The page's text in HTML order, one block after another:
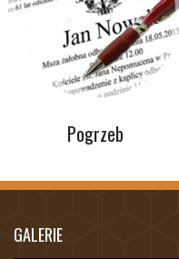
Pogrzeb
GALERIE